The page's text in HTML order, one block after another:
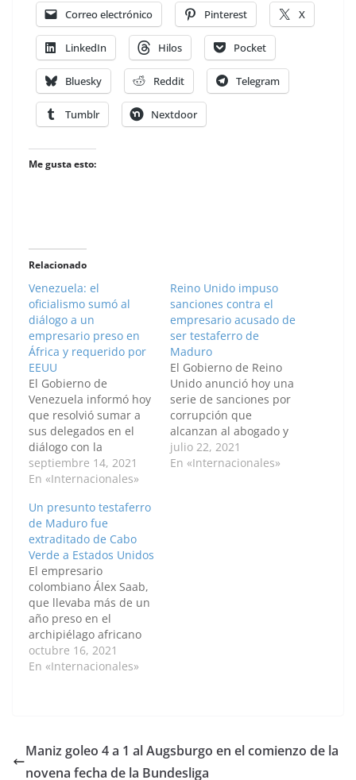
Correo electrónico Pinterest X
LinkedIn Hilos Pocket
Bluesky Reddit Telegram
Tumblr Nextdoor
Me gusta esto:
Relacionado
Venezuela: el
oficialismo sumó al
diálogo a un
empresario preso en
África y requerido por
EEUU
El Gobierno de
Venezuela informó hoy
que resolvió sumar a
sus delegados en el
diálogo con la
oposición al
empresario
preso en Cabo Verde y
a punto de ser
extraditado a Estados
Unidos, que lo
requiere por sospechar
que cometió lavado de
dinero y actuó como
testaferro…
septiembre 14, 2021
En «Internacionales»
Reino Unido impuso
sanciones contra el
empresario acusado de
ser testaferro de
Maduro
El Gobierno de Reino
Unido anunció hoy una
serie de sanciones por
corrupción que
alcanzan al abogado y
empresario
colombiano Álex Saab,
julio 22, 2021
En «Internacionales»
Un presunto testaferro
de Maduro fue
extraditado de Cabo
Verde a Estados Unidos
El empresario
colombiano Álex Saab,
que llevaba más de un
año preso en el
archipiélago africano
Cabo Verde, fue
embarcado hoy en un
que cometió lavado de
dinero y actuó como
testaferro del
octubre 16, 2021
En «Internacionales»
Maniz goleo 4 a 1 al Augsburgo en el comienzo de la
novena fecha de la Bundesliga